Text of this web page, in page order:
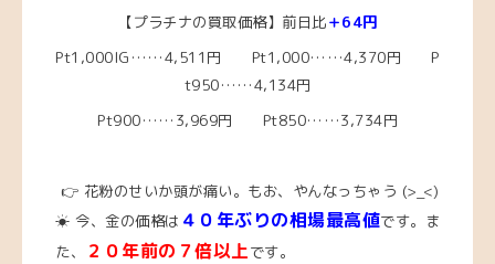
【プラチナの買取価格】前日比＋64円
Pt1,000IG……4,511円 Pt1,000……4,370円 P
t950……4,134円
Pt900……3,969円 Pt850……3,734円
👉 花粉のせいか頭が痛い。もお、やんなっちゃう (>_<)
☀ 今、 金の価格は ４０年ぶりの相場最高値です。ま
た、
２０年前の７倍以上です。